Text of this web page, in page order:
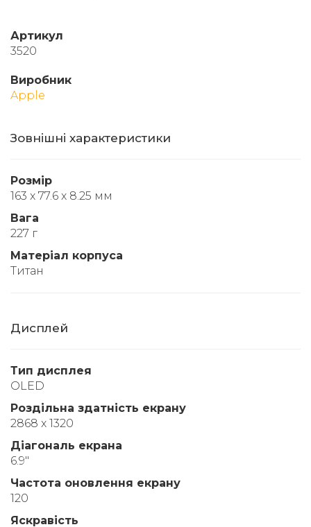
Артикул
3520
Виробник
Apple
Зовнішні характеристики
Розмір
163 x 77.6 x 8.25 мм
Вага
227 г
Матеріал корпуса
Титан
Дисплей
Тип дисплея
OLED
Роздільна здатність екрану
2868 x 1320
Діагональ екрана
6.9"
Частота оновлення екрану
120
Яскравість